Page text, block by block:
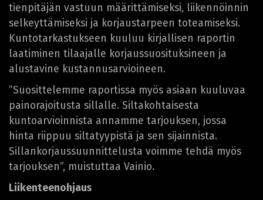
tienpitäjän vastuun määrittämiseksi, liikennöinnin
selkeyttämiseksi ja korjaustarpeen toteamiseksi.
Kuntotarkastukseen kuuluu kirjallisen raportin
laatiminen tilaajalle korjaussuosituksineen ja
alustavine kustannusarvioineen.
”Suosittelemme raportissa myös asiaan kuuluvaa
painorajoitusta sillalle. Siltakohtaisesta
kuntoarvioinnista annamme tarjouksen, jossa
hinta riippuu siltatyypistä ja sen sijainnista.
Sillankorjaussuunnittelusta voimme tehdä myös
tarjouksen”, muistuttaa Vainio.
Liikenteenohjaus